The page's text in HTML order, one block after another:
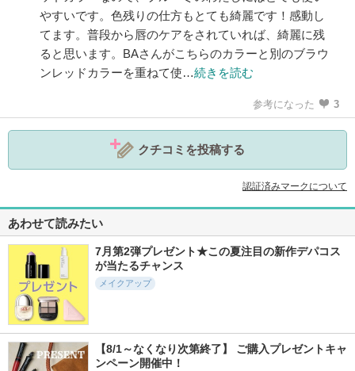
やすいです。色残りの仕方もとても綺麗です！感動し
てます。普段から唇のケアをされていれば、綺麗に残
ると思います。BAさんがこちらのカラーと別のブラウ
ンレッドカラーを重ねて使…続きを読む
参考になった 3
クチコミを投稿する
認証済みマークについて
あわせて読みたい
7月第2弾プレゼント★この夏注目の新作デパコス
が当たるチャンス
メイクアップ
【8/1～なくなり次第終了】 ご購入プレゼントキャ
ンペーン開催中！